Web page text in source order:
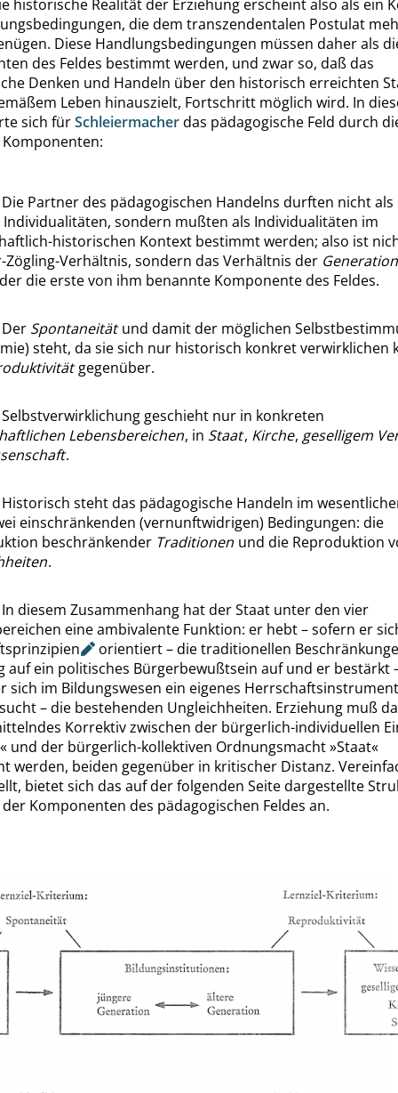
historische Realität der Erziehung erscheint also als ein
die dem transzendentalen Postulat
Diese Handlungsbedingungen müssen daher als
des Feldes bestimmt werden, und zwar so, daß das
Denken und Handeln über den historisch erreichten
Leben hinauszielt, Fortschritt möglich wird. In
sich fürSchleiermacherdas pädagogische Feld durch
Die Partner des pädagogischen Handelns durften nicht als
sondern mußten als Individualitäten im
historischen Kontext bestimmt werden; also ist
Zögling-Verhältnis, sondern das Verhältnis der
die erste von ihm benannte Komponente des Feldes.
Der Spontaneitätund damit der möglichen
steht, da sie sich nur historisch konkret verwirklichen
gegenüber.
Selbstverwirklichung geschieht nur in konkreten
Lebensbereichen, in Staat, Kirche, geselligem
.
Historisch steht das pädagogische Handeln im
einschränkenden (vernunftwidrigen) Bedingungen: die
beschränkender Traditionen und die Reproduktion
.
In diesem Zusammenhang hat der Staat unter den vier
eine ambivalente Funktion: er hebt – sofern er
orientiert – die traditionellen
auf ein politisches Bürgerbewußtsein auf und er bestärkt
sich im Bildungswesen ein eigenes
– die bestehenden Ungleichheiten. Erziehung muß
Korrektiv zwischen der bürgerlich-individuellen
«und der bürgerlich-kollektiven Ordnungsmacht»Staat«
werden, beiden gegenüber in kritischer Distanz.
bietet sich das auf der folgenden Seite dargestellte
Komponenten des pädagogischen Feldes an.